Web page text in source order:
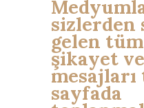
sizlerden
gelen
şikayet
sayfada